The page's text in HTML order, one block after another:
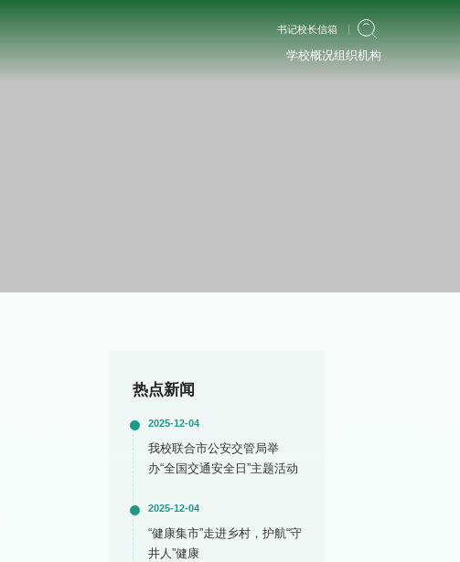
书记校长信箱
学校概况组织机构
热点新闻
2025-12-04
我校联合市公安交管局举
办“全国交通安全日”主题活动
2025-12-04
“健康集市”走进乡村，护航“守
井人”健康